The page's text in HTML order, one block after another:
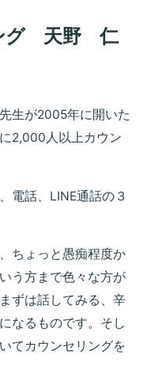
グ 天野 仁
生が2005年に開いた
2,000人以上カウン
電話、LINE通話の３
ちょっと愚痴程度か
う方まで色々な方が
ずは話してみる、辛
なるものです。そし
てカウンセリングを